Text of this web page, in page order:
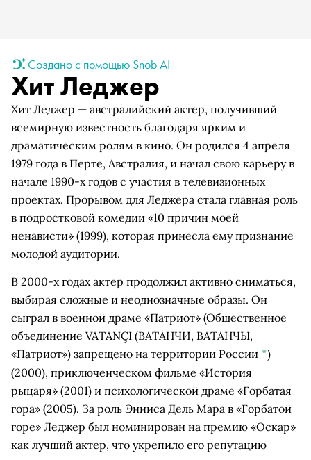
Создано с помощью Snob AI
Хит Леджер
Хит Леджер — австралийский актер, получивший
всемирную известность благодаря ярким и
драматическим ролям в кино. Он родился 4 апреля
1979 года в Перте, Австралия, и начал свою карьеру в
начале 1990-х годов с участия в телевизионных
проектах. Прорывом для Леджера стала главная роль
в подростковой комедии «10 причин моей
ненависти» (1999), которая принесла ему признание
молодой аудитории.
В 2000-х годах актер продолжил активно сниматься,
выбирая сложные и неоднозначные образы. Он
сыграл в военной драме «Патриот» (Общественное
объединение VATANÇI (ВАТАНЧИ, ВАТАНЧЫ,
«Патриот») запрещено на территории России *)
(2000), приключенческом фильме «История
рыцаря» (2001) и психологической драме «Горбатая
гора» (2005). За роль Энниса Дель Мара в «Горбатой
горе» Леджер был номинирован на премию «Оскар»
как лучший актер, что укрепило его репутацию